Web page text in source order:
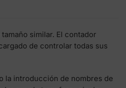
similar. El contador
de controlar todas sus
la introducción de nombres de